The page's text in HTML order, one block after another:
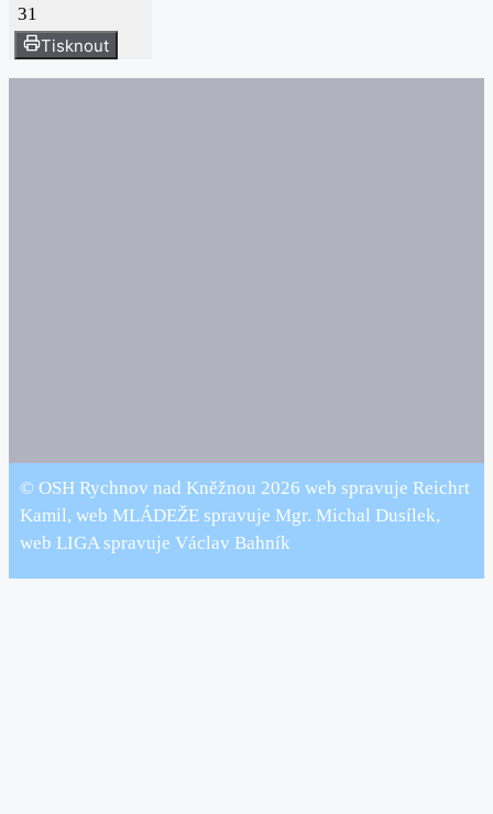
31
Tisknout
© OSH Rychnov nad Kněžnou 2026 web spravuje Reichrt
Kamil, web MLÁDEŽE spravuje Mgr. Michal Dusílek,
web LIGA spravuje Václav Bahník